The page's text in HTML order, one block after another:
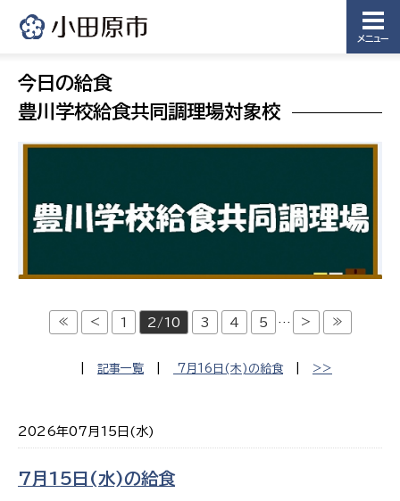
メニュー
今日の給食
豊川学校給食共同調理場対象校
≪ < 1 2/10 3 4 5 … > ≫
記事一覧 7月16日(木)の給食 >>
2026年07月15日(水)
7月15日(水)の給食